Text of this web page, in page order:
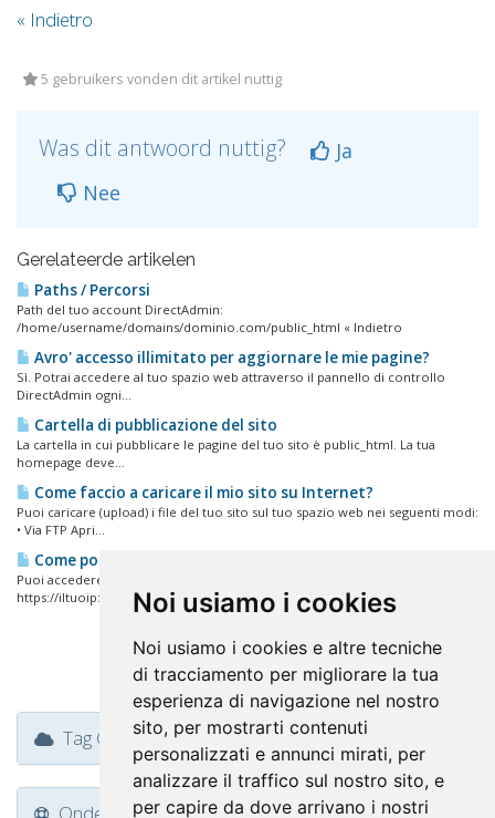
Noi usiamo i cookies
Noi usiamo i cookies e altre tecniche
di tracciamento per migliorare la tua
esperienza di navigazione nel nostro
sito, per mostrarti contenuti
personalizzati e annunci mirati, per
analizzare il traffico sul nostro sito, e
per capire da dove arrivano i nostri
« Indietro
5 gebruikers vonden dit artikel nuttig
Was dit antwoord nuttig?
Ja
Nee
Gerelateerde artikelen
Paths / Percorsi
Path del tuo account DirectAdmin:
/home/username/domains/dominio.com/public_html « Indietro
Avro' accesso illimitato per aggiornare le mie pagine?
Sì. Potrai accedere al tuo spazio web attraverso il pannello di controllo
DirectAdmin ogni...
Cartella di pubblicazione del sito
La cartella in cui pubblicare le pagine del tuo sito è public_html. La tua
homepage deve...
Come faccio a caricare il mio sito su Internet?
Puoi caricare (upload) i file del tuo sito sul tuo spazio web nei seguenti modi:
• Via FTP Apri...
Come posso accedere al mio pannello di controllo?
Puoi accedere al tuo pannello di controllo DirectAdmin nei seguenti modi:
https://iltuoip:2087...
Tag Cloud